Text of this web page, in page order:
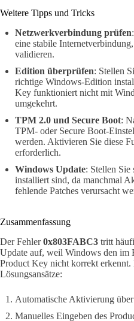
Weitere Tipps und Tricks
Netzwerkverbindung prüfen
eine stabile
validieren.
Edition überprüfen: Stellen
richtige Windows-Edition
Key funktioniert nicht mit
umgekehrt.
TPM 2.0 und Secure Boot:
TPM- oder Secure Boot-
werden. Aktivieren Sie diese
erforderlich.
Windows Update: Stellen Sie
installiert sind, da manchmal
fehlende Patches verursacht
Zusammenfassung
Der Fehler0x803FABC3 tritt
Update auf, weil Windows den im
Product Key nicht korrekt erkennt.
Lösungsansätze:
Automatische Aktivierung über
Manuelles Eingeben des